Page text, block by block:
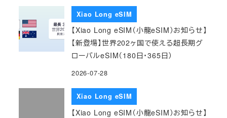
Xiao Long eSIM
【Xiao Long eSIM（小龍eSIM）お知らせ】
【新登場】世界202ヶ国で使える超長期グ
ローバルeSIM（180日・365日）
2026-07-28
Xiao Long eSIM
【Xiao Long eSIM（小龍eSIM）お知らせ】